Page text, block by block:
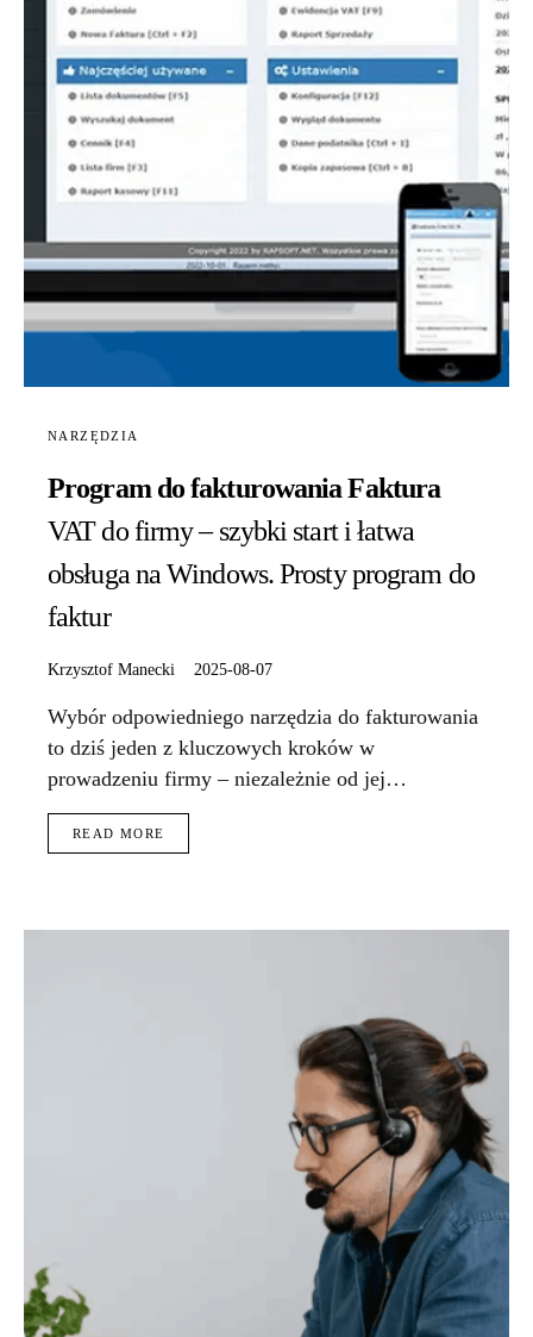
NARZĘDZIA
Program do fakturowania Faktura
VAT do firmy – szybki start i łatwa
obsługa na Windows. Prosty program do
faktur
Krzysztof Manecki 2025-08-07
Wybór odpowiedniego narzędzia do fakturowania
to dziś jeden z kluczowych kroków w
prowadzeniu firmy – niezależnie od jej…
READ MORE